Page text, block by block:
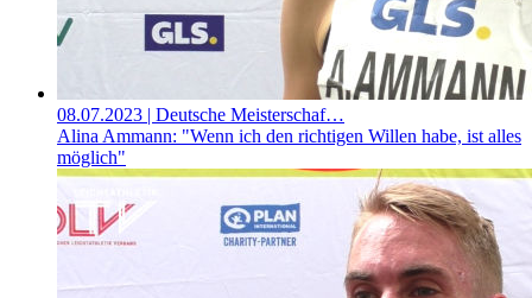
08.07.2023 | Deutsche Meisterschaf…
Alina Ammann: "Wenn ich den richtigen Willen habe, ist alles
möglich"